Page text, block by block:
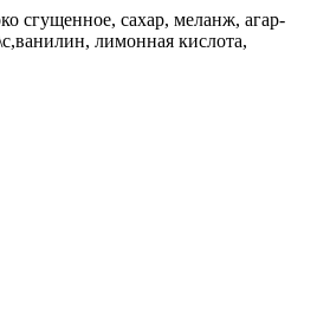
сгущенное, сахар, меланж, агар-
лимонная кислота,